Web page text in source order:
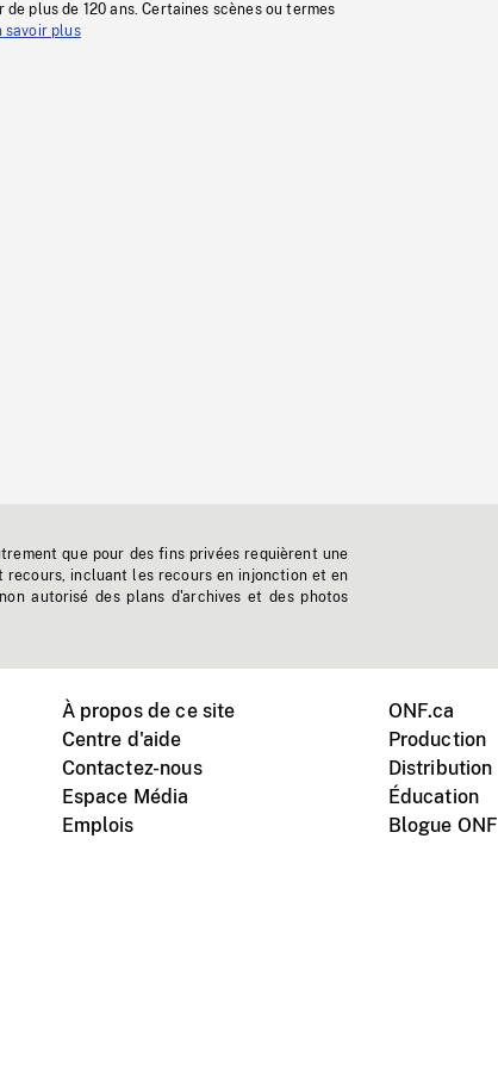
plus de 120 ans. Certaines scènes ou termes
savoir plus
que pour des fins privées requièrent une
recours, incluant les recours en injonction et en
autorisé des plans d'archives et des photos
À propos de ce site
Centre d'aide
Contactez-nous
Espace Média
Emplois
ONF.ca
Production
Distribution
Éducation
Blogue ONF